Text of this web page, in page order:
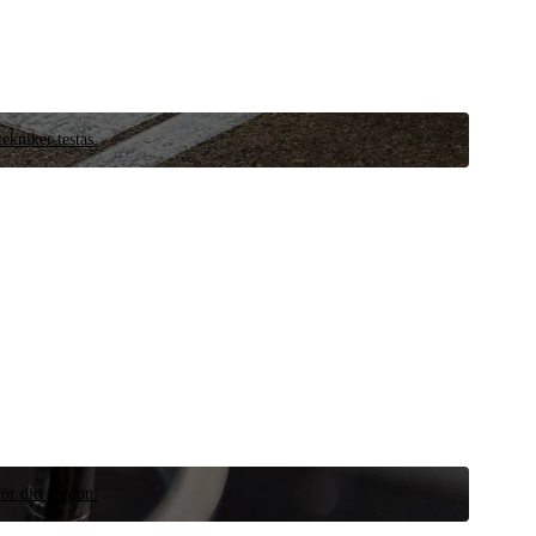
testas.
ditt fordon.